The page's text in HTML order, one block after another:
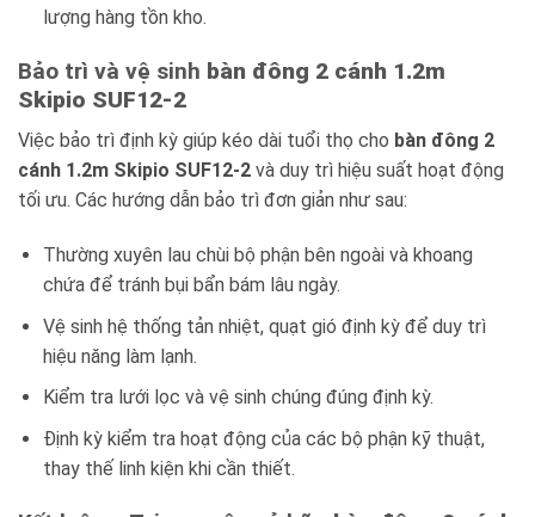
lượng hàng tồn kho.
Bảo trì và vệ sinh bàn đông 2 cánh 1.2m
Skipio SUF12-2
Việc bảo trì định kỳ giúp kéo dài tuổi thọ cho bàn đông 2
cánh 1.2m Skipio SUF12-2 và duy trì hiệu suất hoạt động
tối ưu. Các hướng dẫn bảo trì đơn giản như sau:
Thường xuyên lau chùi bộ phận bên ngoài và khoang
chứa để tránh bụi bẩn bám lâu ngày.
Vệ sinh hệ thống tản nhiệt, quạt gió định kỳ để duy trì
hiệu năng làm lạnh.
Kiểm tra lưới lọc và vệ sinh chúng đúng định kỳ.
Định kỳ kiểm tra hoạt động của các bộ phận kỹ thuật,
thay thế linh kiện khi cần thiết.